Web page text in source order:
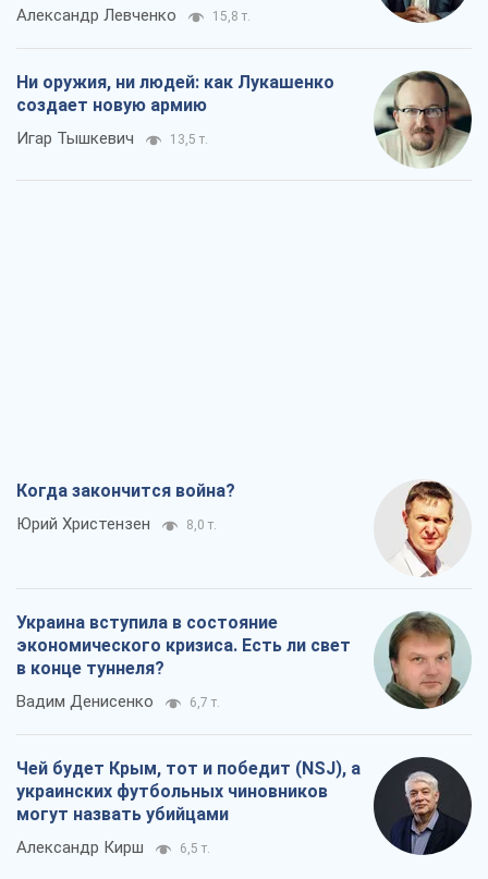
Александр Левченко 15,8 т.
Ни оружия, ни людей: как Лукашенко
создает новую армию
Игар Тышкевич 13,5 т.
Когда закончится война?
Юрий Христензен 8,0 т.
Украина вступила в состояние
экономического кризиса. Есть ли свет
в конце туннеля?
Вадим Денисенко 6,7 т.
Чей будет Крым, тот и победит (NSJ), а
украинских футбольных чиновников
могут назвать убийцами
Александр Кирш 6,5 т.